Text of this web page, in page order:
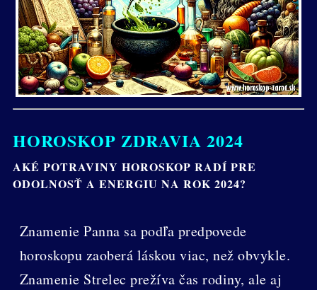
HOROSKOP ZDRAVIA 2024
AKÉ POTRAVINY HOROSKOP RADÍ PRE
ODOLNOSŤ A ENERGIU NA ROK 2024?
Znamenie Panna sa podľa predpovede
horoskopu zaoberá láskou viac, než obvykle.
Znamenie Strelec prežíva čas rodiny, ale aj